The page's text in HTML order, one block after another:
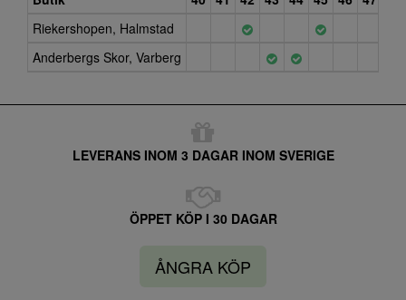
Riekershopen, Halmstad
Anderbergs Skor, Varberg
LEVERANS INOM 3 DAGAR INOM SVERIGE
ÖPPET KÖP I 30 DAGAR
ÅNGRA KÖP